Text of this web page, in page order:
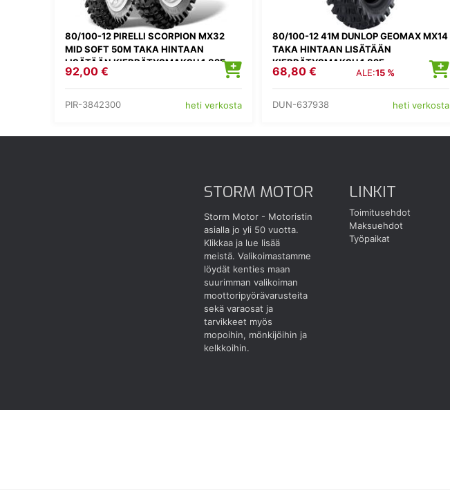
80/100-12 PIRELLI SCORPION MX32
MID SOFT 50M TAKA HINTAAN
LISÄTÄÄN KIERRÄTYSMAKSU 1,82E
92,00 €
PIR-3842300 heti verkosta
80/100-12 41M DUNLOP GEOMAX MX14
TAKA HINTAAN LISÄTÄÄN
KIERRÄTYSMAKSU 1,82E
68,80 € ALE:15 %
DUN-637938 heti verkosta
STORM MOTOR
Storm Motor - Motoristin
asialla jo yli 50 vuotta.
Klikkaa ja lue lisää
meistä. Valikoimastamme
löydät kenties maan
suurimman valikoiman
moottoripyörävarusteita
sekä varaosat ja
tarvikkeet myös
mopoihin, mönkijöihin ja
kelkkoihin.
LINKIT
Toimitusehdot
Maksuehdot
Työpaikat